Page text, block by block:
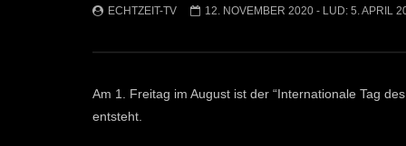
451
ECHTZEIT-TV 12. NOVEMBER 2020 - LUD: 5. APRIL
Am 1. Freitag im August ist der “Internationale Tag
entsteht.